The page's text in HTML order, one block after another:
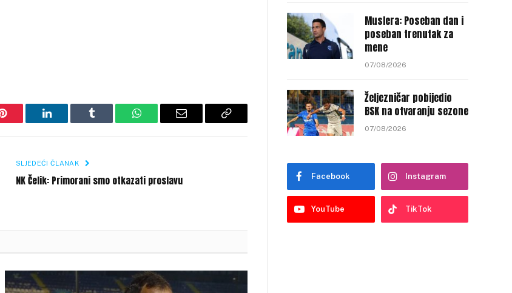
Pinterest LinkedIn Tumblr WhatsAppEmail
Copy
SLJEDEĆI ČLANAK
NK Čelik: Primorani smo otkazati proslavu
Muslera: Poseban dan i
poseban trenutak za
mene
07/08/2026
Željezničar pobijedio
BSK na otvaranju sezone
07/08/2026
Facebook Instagram
YouTube TikTok